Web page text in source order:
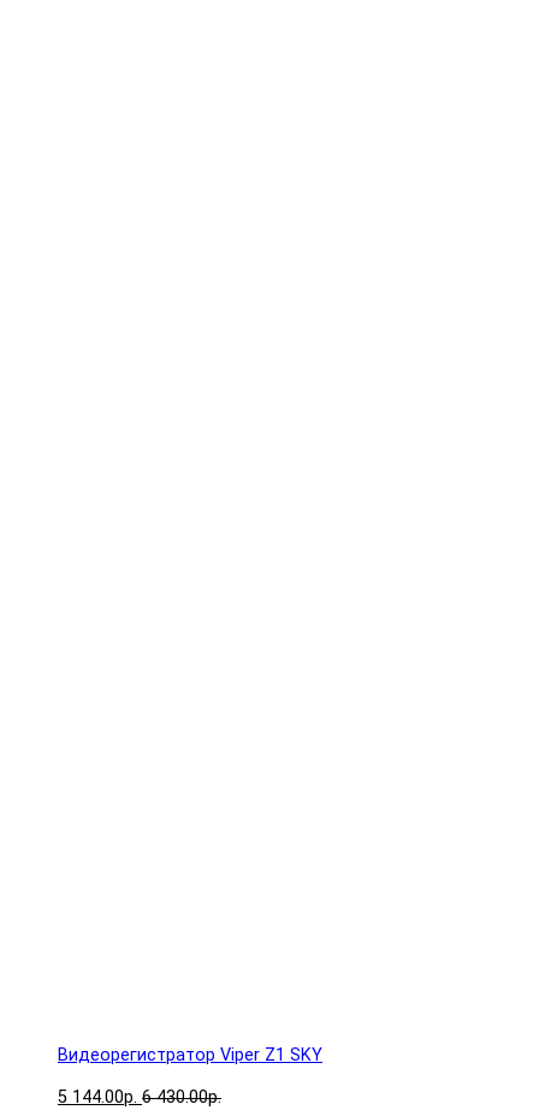
Видеорегистратор Viper Z1 SKY
5 144.00р. 6 430.00р.